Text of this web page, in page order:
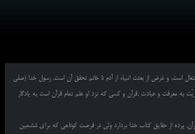
است, و غرض از بعثت انبیاء از آدم تا خاتم تحقق آن است, رسول خدا (صلی
به معرفت و عبادت ,قرآن و کسی که نزد او علم تمام قرآن است به یادگار
پرده از حقایق کتاب خدا بردارد ولی در فرصت کوتاهی که برای ششمین